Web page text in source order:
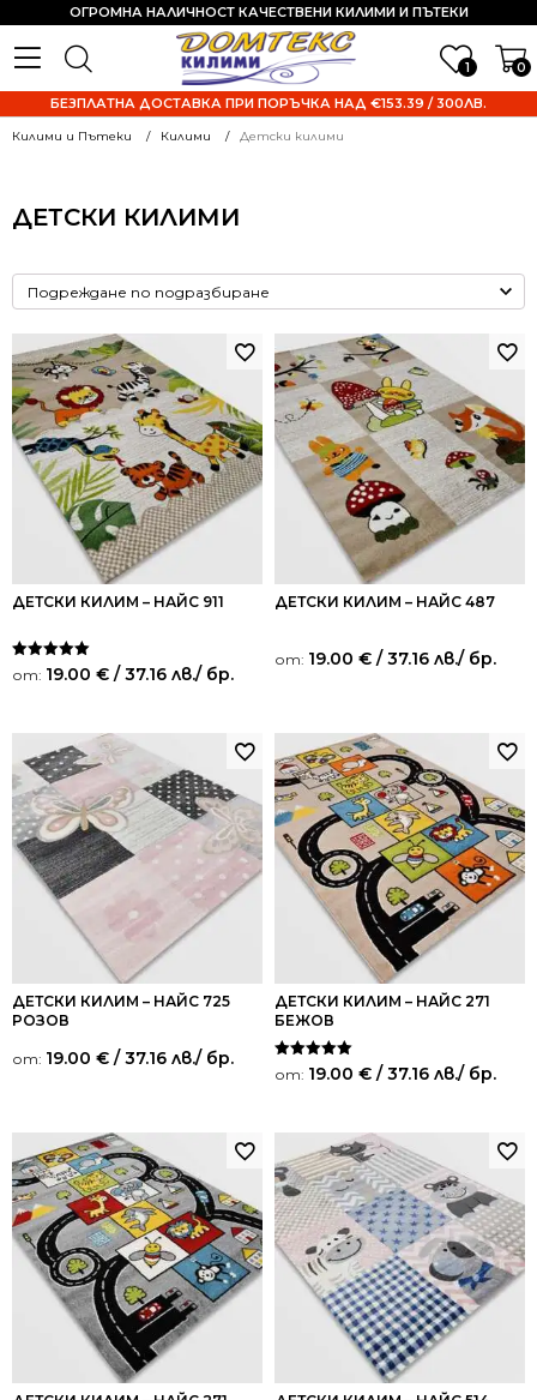
1 0
ОГРОМНА НАЛИЧНОСТ КАЧЕСТВЕНИ КИЛИМИ И ПЪТЕКИ
БЕЗПЛАТНА ДОСТАВКА ПРИ ПОРЪЧКА НАД €153.39 / 300ЛВ.
Килими и Пътеки Килими Детски килими
ДЕТСКИ КИЛИМИ
ДЕТСКИ КИЛИМ – НАЙС 911
Оценено на
5.00
от: 19.00 € / 37.16 лв./ бр.
ДЕТСКИ КИЛИМ – НАЙС 487
от: 19.00 € / 37.16 лв./ бр.
ДЕТСКИ КИЛИМ – НАЙС 725
РОЗОВ
от: 19.00 € / 37.16 лв./ бр.
ДЕТСКИ КИЛИМ – НАЙС 271
БЕЖОВ
Оценено на
5.00
от: 19.00 € / 37.16 лв./ бр.